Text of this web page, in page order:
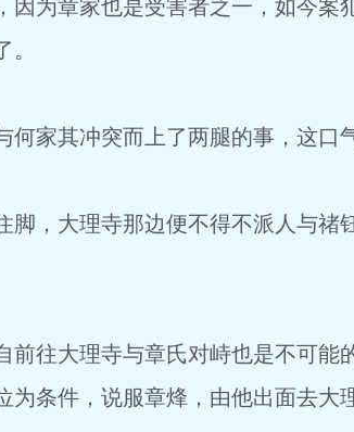
为章家也是受害者之一，如今案
家其冲突而上了两腿的事，这口气
，大理寺那边便不得不派人与禇
往大理寺与章氏对峙也是不可能
为条件，说服章烽，由他出面去大